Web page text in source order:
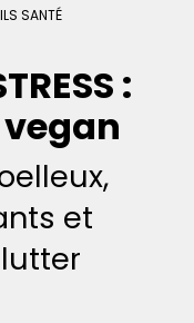
SANTÉ
:
et